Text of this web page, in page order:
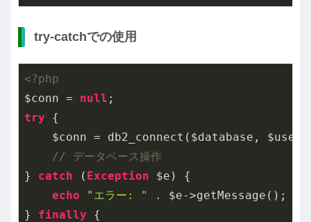
try-catchでの使用
<?php
$conn = null
try {
$conn = db2_connect($database,
// データベース操作
} catch ( Exception $e) {
echo
"エラー: "
. $e->getMessage();
} finally {